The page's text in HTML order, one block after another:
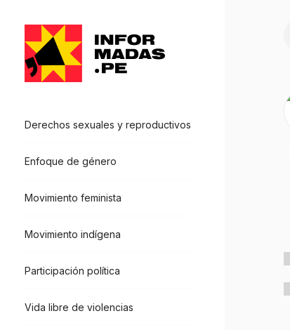
Derechos sexuales y reproductivos
Enfoque de género
Movimiento feminista
Movimiento indígena
Participación política
Vida libre de violencias